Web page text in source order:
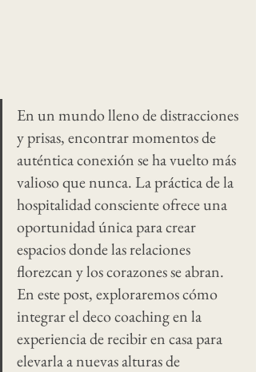
En un mundo lleno de distracciones
y prisas, encontrar momentos de
auténtica conexión se ha vuelto más
valioso que nunca. La práctica de la
hospitalidad consciente ofrece una
oportunidad única para crear
espacios donde las relaciones
florezcan y los corazones se abran.
En este post, exploraremos cómo
integrar el deco coaching en la
experiencia de recibir en casa para
elevarla a nuevas alturas de